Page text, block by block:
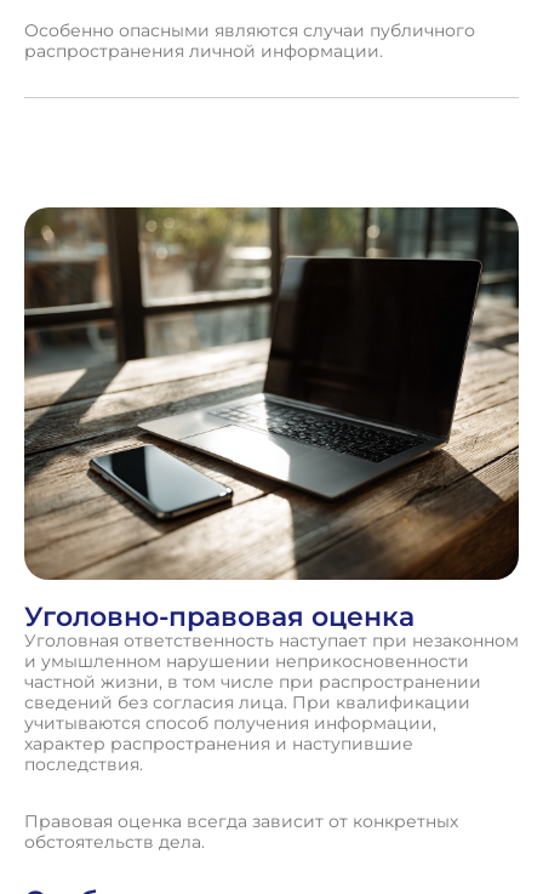
Особенно опасными являются случаи публичного
распространения личной информации.
Уголовно-правовая оценка
Уголовная ответственность наступает при незаконном
и умышленном нарушении неприкосновенности
частной жизни, в том числе при распространении
сведений без согласия лица. При квалификации
учитываются способ получения информации,
характер распространения и наступившие
последствия.
Правовая оценка всегда зависит от конкретных
обстоятельств дела.